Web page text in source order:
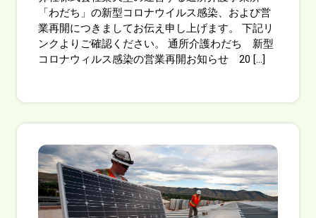
「わだち」の新型コロナウイルス感染、および営
業再開につきましてお伝え申し上げます。 下記リ
ンクよりご確認ください。 通所介護わだち 新型
コロナウィルス感染の営業再開お知らせ 20 […]